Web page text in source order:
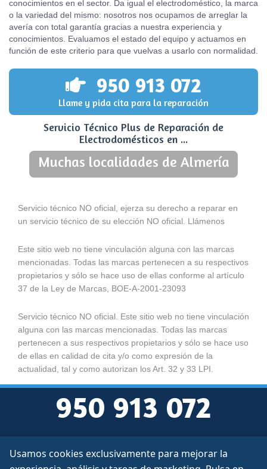
conocimientos en el sector. Da igual el electrodoméstico, la marca
o la variedad del mismo: nosotros nos ocupamos de arreglar la
avería con total garantía gracias a nuestra experiencia y
conocimientos. Evaluamos el estado del equipo y actuamos en
función de este criterio para que vuelvas a usarlo con normalidad.
950 913 072
Llame y pida cita para la reparación
Servicio Técnico Plus de Reparación de
Electrodomésticos en ...
Muchas localidades de Almería
Servicio técnico NO oficial, ejerza su derecho a reparar en
un servicio técnico de su elección NO oficial. Llámenos
Este sitio web no tiene vinculación alguna con las marcas
mencionadas. Todas las marcas pertenecen a su respectivos
propietarios y sólo se hace uso de ellas conforme al artículo
37 de la Ley de Marcas, BOE-A-2001-23093
Servicio técnico NO oficial. Este sitio web no tiene vinculación
alguna con las marcas mencionadas. Todas las marcas
pertenecen a sus respectivos propietarios y sólo se hace uso
de ellas en calidad de cita y/o como expresión de la
actualidad, tal y como autorizan los Art. 32 y 33 LPI.
950 913 072
Aviso legal
Usamos cookies exclusivamente para mejorar la